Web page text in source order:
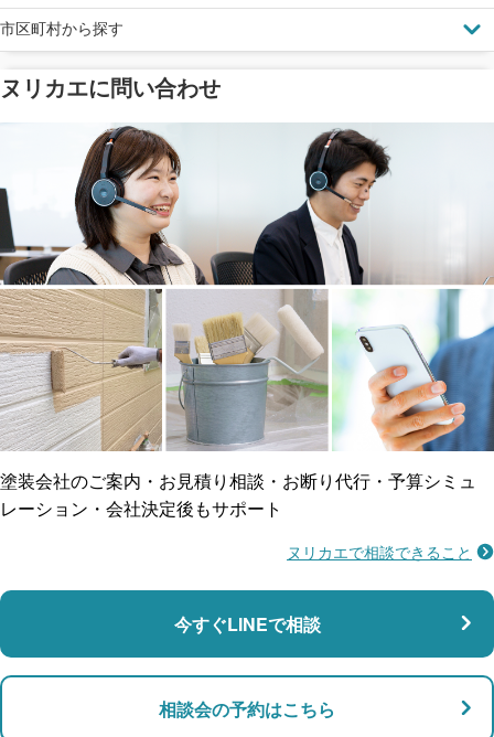
塗料の​品質を​保証
メーカー保証
工事保険
ご近所トラブルに
賠償保険
瑕疵保険
支払い対応
省エネ効果
断熱・遮熱塗料対応
雨漏り修繕
防水工事
マンション・アパート対応
店舗・事務所対応
市区町村から探す
ヌリカエに問い合わせ
塗装会社のご案内・お見積り相談・お断り代行・予算シミュ
レーション・会社決定後もサポート
ヌリカエで相談できること
今すぐLINEで相談
相談会の予約はこちら